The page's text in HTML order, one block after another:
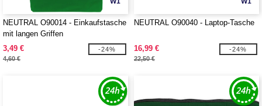
NEUTRAL O90014 - Einkaufstasche
mit langen Griffen
3,49 €
4,60 €
-24%
NEUTRAL O90040 - Laptop-Tasche
16,99 €
22,50 €
-24%